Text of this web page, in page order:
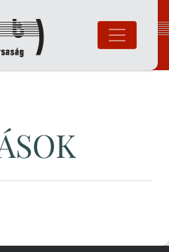
Magyar